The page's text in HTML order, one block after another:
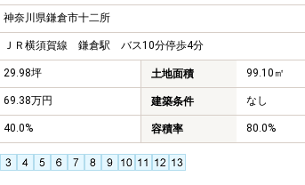
神奈川県鎌倉市十二所
ＪＲ横須賀線 鎌倉駅 バス10分停歩4分
29.98坪 土地面積 99.10㎡
69.38万円 建築条件 なし
40.0% 容積率 80.0%